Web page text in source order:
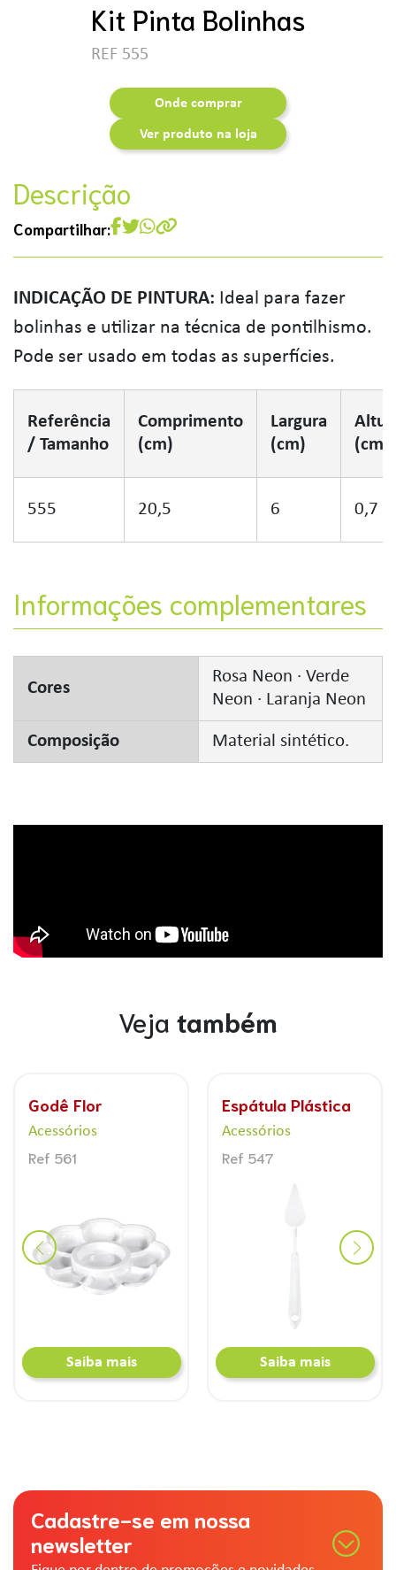
Kit Pinta Bolinhas
REF 555
Onde comprar
Ver produto na loja
Descrição
Compartilhar:
INDICAÇÃO DE PINTURA: Ideal para fazer
bolinhas e utilizar na técnica de pontilhismo.
Pode ser usado em todas as superfícies.
Referência
/ Tamanho
Comprimento
(cm)
Largura
(cm)
(cm)
555 20,5 6 0,7
Informações complementares
Cores
Rosa Neon · Verde
Neon · Laranja Neon
Composição Material sintético.
Veja também
Godê Flor
Acessórios
Ref 561
Saiba mais
Espátula Plástica
Acessórios
Ref 547
Saiba mais
Cadastre-se em nossa
newsletter